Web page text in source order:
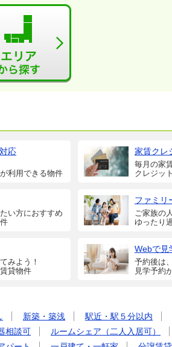
応
利用できる物件
家賃クレ
毎月の家
クレジッ
い方におすすめ
ファミリ
ご家族の
ゆったり
みよう！
貸物件
Webで見
予約後は
見学予約
新築・築浅 駅近・駅５分以内
相談可 ルームシェア（二人入居可）